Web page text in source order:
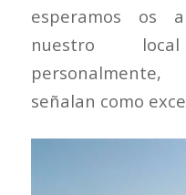
esperamos os
nuestro
señalan como